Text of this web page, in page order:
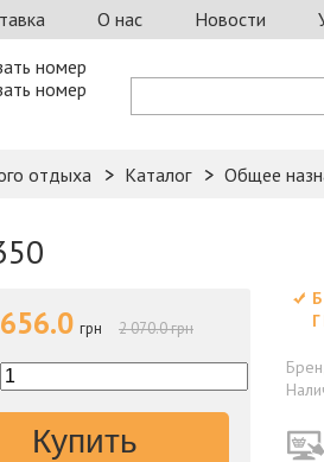
О нас Новости
номер
номер
отдыха Каталог Общее
грн 2 070.0 грн
Купить